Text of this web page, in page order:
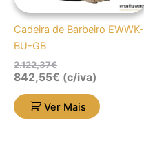
Cadeira de Barbeiro EWWK-
BU-GB
2.122,37€
842,55€ (c/iva)
Ver Mais